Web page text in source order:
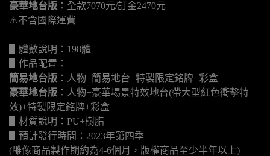
豪華地台版 ：全款7070元/訂金2470元
⚠️不含國際運費
▋體數說明：198體
▋作品配置：
簡易地台版 ：人物+簡易地台+特製限定銘牌+彩盒
豪華地台版 ：人物+豪華場景特效地台(帶大型紅色衝擊特
效)+特製限定銘牌+彩盒
▋材質說明：PU+樹脂
▋預計發行時間：2023年第四季
(雕像商品製作期約為4-6個月，版權商品至少半年以上)